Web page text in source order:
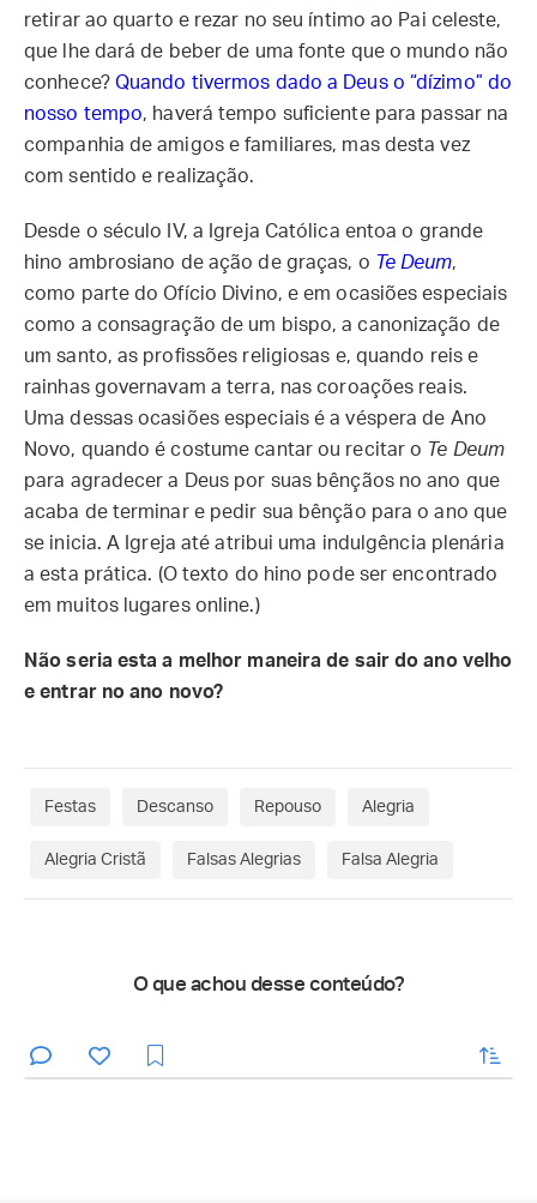
retirar ao quarto e rezar no seu íntimo ao Pai celeste,
que lhe dará de beber de uma fonte que o mundo não
conhece? Quando tivermos dado a Deus o “dízimo” do
nosso tempo, haverá tempo suficiente para passar na
companhia de amigos e familiares, mas desta vez
com sentido e realização.
Desde o século IV, a Igreja Católica entoa o grande
hino ambrosiano de ação de graças, o Te Deum,
como parte do Ofício Divino, e em ocasiões especiais
como a consagração de um bispo, a canonização de
um santo, as profissões religiosas e, quando reis e
rainhas governavam a terra, nas coroações reais.
Uma dessas ocasiões especiais é a véspera de Ano
Novo, quando é costume cantar ou recitar o Te Deum
para agradecer a Deus por suas bênçãos no ano que
acaba de terminar e pedir sua bênção para o ano que
se inicia. A Igreja até atribui uma indulgência plenária
a esta prática. (O texto do hino pode ser encontrado
em muitos lugares online.)
Não seria esta a melhor maneira de sair do ano velho
e entrar no ano novo?
Festas Descanso Repouso Alegria
Alegria Cristã Falsas Alegrias Falsa Alegria
O que achou desse conteúdo?
enviar